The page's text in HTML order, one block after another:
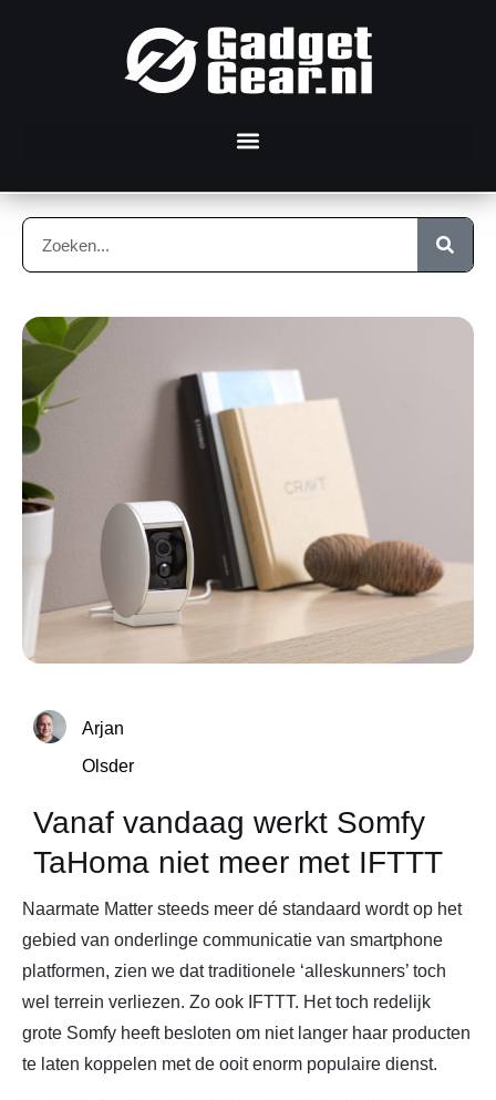
Arjan
Olsder
Vanaf vandaag werkt Somfy
TaHoma niet meer met IFTTT
Naarmate Matter steeds meer dé standaard wordt op het
gebied van onderlinge communicatie van smartphone
platformen, zien we dat traditionele ‘alleskunners’ toch
wel terrein verliezen. Zo ook IFTTT. Het toch redelijk
grote Somfy heeft besloten om niet langer haar producten
te laten koppelen met de ooit enorm populaire dienst.